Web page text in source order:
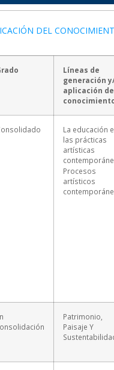
DEL
Líneas de
generación
aplicación
La educación
las prácticas
artísticas
Procesos
artísticos
Patrimonio,
Paisaje Y